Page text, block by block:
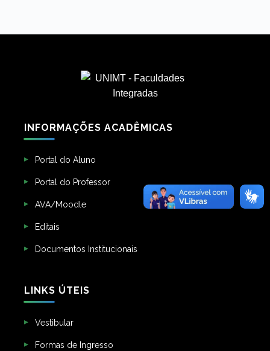
INFORMAÇÕES ACADÊMICAS
Portal do Aluno
Portal do Professor
AVA/Moodle
Editais
Documentos Institucionais
LINKS ÚTEIS
Vestibular
Formas de Ingresso